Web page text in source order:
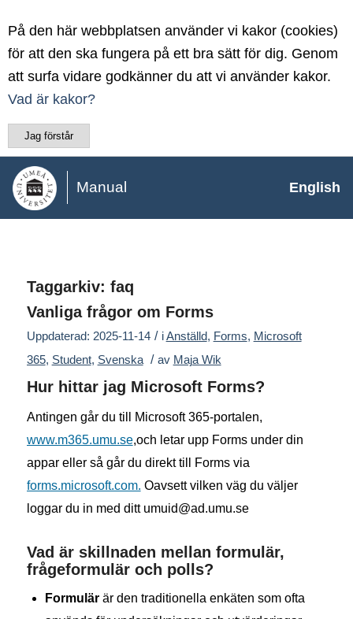
På den här webbplatsen använder vi kakor (cookies)
för att den ska fungera på ett bra sätt för dig. Genom
att surfa vidare godkänner du att vi använder kakor.
Vad är kakor?
Jag förstår
Manual English
Taggarkiv: faq
Vanliga frågor om Forms
Uppdaterad: 2025-11-14 / iAnställd, Forms, Microsoft
365, Student, Svenska / av Maja Wik
Hur hittar jag Microsoft Forms?
Antingen går du till Microsoft 365-portalen,
www.m365.umu.se,och letar upp Forms under din
appar eller så går du direkt till Forms via
forms.microsoft.com. Oavsett vilken väg du väljer
loggar du in med ditt umuid@ad.umu.se
Vad är skillnaden mellan formulär,
frågeformulär och polls?
Formulärär den traditionella enkäten som ofta